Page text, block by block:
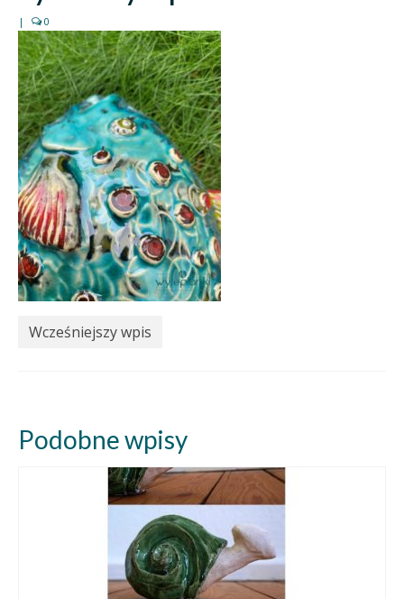
| 0
Wcześniejszy wpis
Podobne wpisy